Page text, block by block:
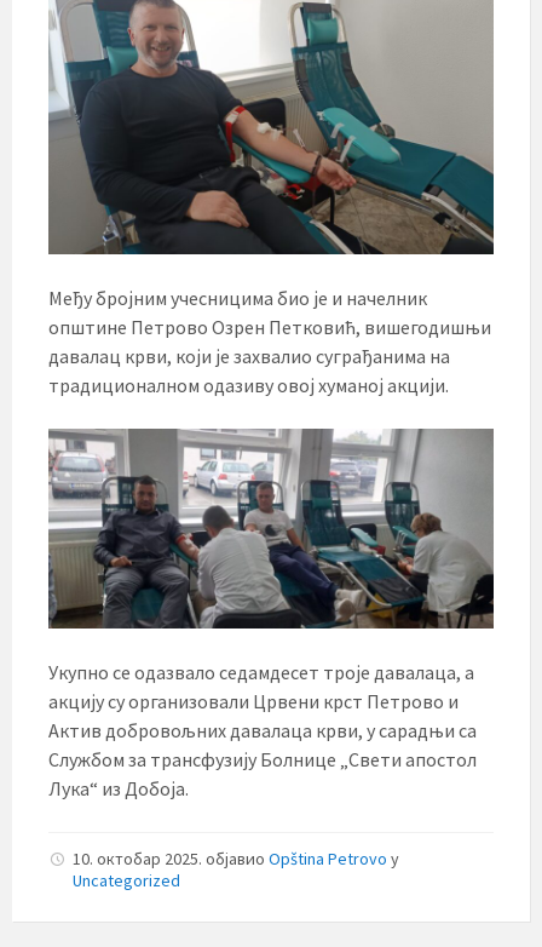
Међу бројним учесницима био је и начелник
општине Петрово Озрен Петковић, вишегодишњи
давалац крви, који је захвалио суграђанима на
традиционалном одазиву овој хуманој акцији.
Укупно се одазвало седамдесет троје давалаца, а
акцију су организовали Црвени крст Петрово и
Актив добровољних давалаца крви, у сарадњи са
Службом за трансфузију Болнице „Свети апостол
Лука“ из Добоја.
10. октобар 2025. објавио Opština Petrovo у
Uncategorized